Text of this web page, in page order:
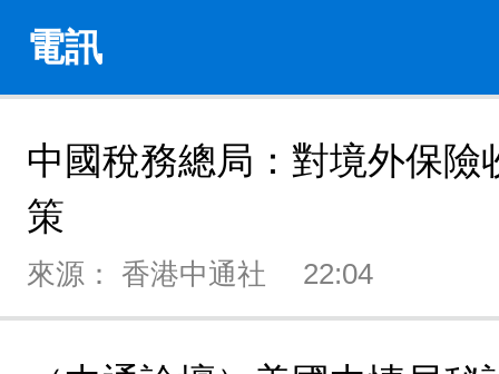
電訊
中國稅務總局：對境外保險
策
來源： 香港中通社 22:04